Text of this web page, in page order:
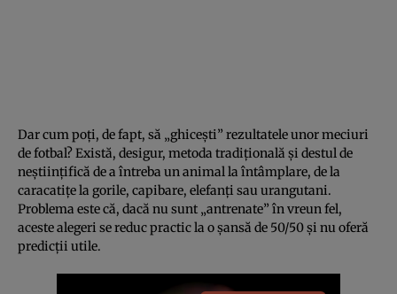
Dar cum poți, de fapt, să „ghicești” rezultatele unor meciuri
de fotbal? Există, desigur, metoda tradițională și destul de
neștiințifică de a întreba un animal la întâmplare, de la
caracatițe la gorile, capibare, elefanți sau urangutani.
Problema este că, dacă nu sunt „antrenate” în vreun fel,
aceste alegeri se reduc practic la o șansă de 50/50 și nu oferă
predicții utile.